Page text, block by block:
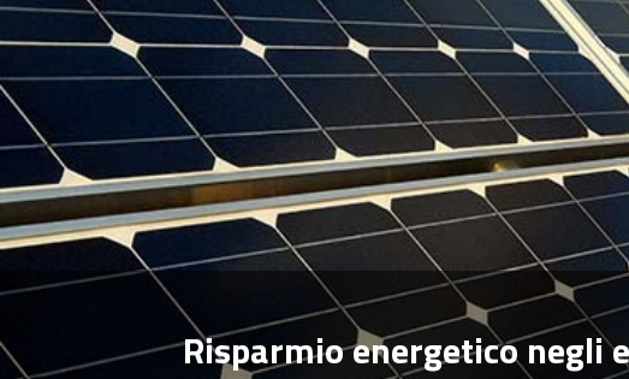
Risparmio energetico negli